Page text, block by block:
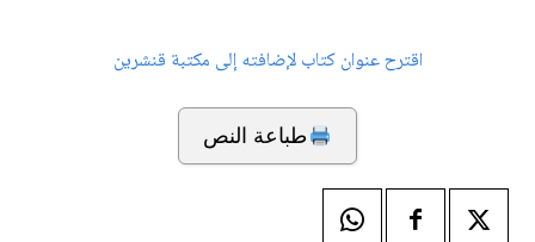
اقترح عنوان كتاب لإضافته إلى مكتبة قنشرين
طباعة النص